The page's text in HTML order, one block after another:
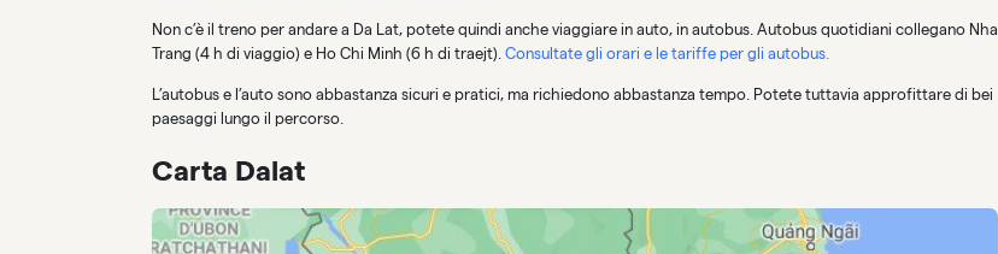
Non c’è il treno per andare a Da Lat, potete quindi anche viaggiare in auto, in autobus. Autobus quotidiani collegano Nha
Trang (4 h di viaggio) e Ho Chi Minh (6 h di traejt). Consultate gli orari e le tariffe per gli autobus.
L’autobus e l’auto sono abbastanza sicuri e pratici, ma richiedono abbastanza tempo. Potete tuttavia approfittare di bei
paesaggi lungo il percorso.
Carta Dalat